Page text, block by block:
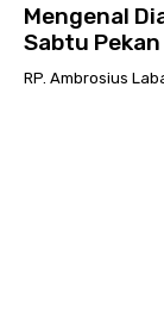
Mengenal
Sabtu Pekan
RP. Ambrosius